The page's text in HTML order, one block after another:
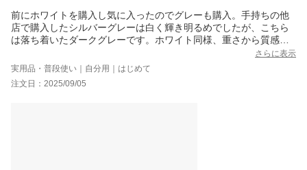
前にホワイトを購入し気に入ったのでグレーも購入。手持ちの他
店で購入したシルバーグレーは白く輝き明るめでしたが、こちら
は落ち着いたダークグレーです。ホワイト同様、重さから質感や
光沢まで問題無く、高見えするお品で今回も大満足です。さらに表示
実用品・普段使い｜自分用｜はじめて
注文日：2025/09/05